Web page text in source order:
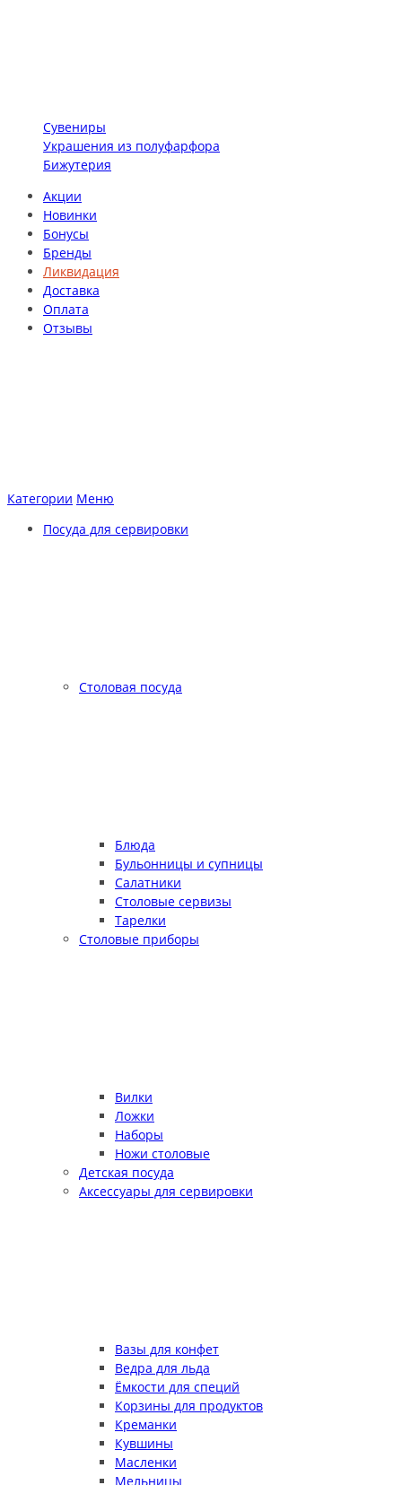
Сувениры
Украшения из полуфарфора
Бижутерия
Акции
Новинки
Бонусы
Бренды
Ликвидация
Доставка
Оплата
Отзывы
Категории Меню
Посуда для сервировки
Столовая посуда
Блюда
Бульонницы и супницы
Салатники
Столовые сервизы
Тарелки
Столовые приборы
Вилки
Ложки
Наборы
Ножи столовые
Детская посуда
Аксессуары для сервировки
Вазы для конфет
Ведра для льда
Ёмкости для специй
Корзины для продуктов
Креманки
Кувшины
Масленки
Мельницы